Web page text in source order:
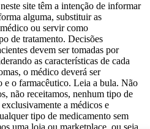
site têm a intenção de informar
alguma, substituir as
ou servir como
de tratamento. Decisões
devem ser tomadas por
as características de cada
o médico deverá ser
e o farmacêutico. Leia a bula. Não
não receitamos, nenhum tipo de
a médicos e
tipo de medicamento sem
uma loja ou marketplace, ou seja,